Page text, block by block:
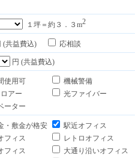
１坪＝約３．３m2
(共益費込) 応相談
円 (共益費込)
使用可
機械警備
アー
光ファイバー
ーター
・敷金が格安
駅近オフィス
フィス
レトロオフィス
フィス
大通り沿いオフィス